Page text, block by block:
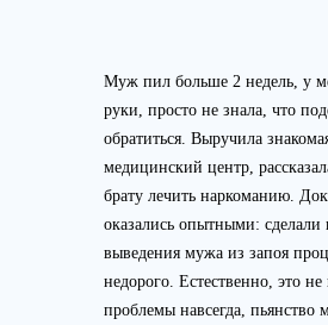
Муж пил больше 2 недель, у
руки, просто не знала, что
обратиться. Выручила
медицинский центр,
брату лечить наркоманию.
оказались опытными: сделали
выведения мужа из запоя
недорого. Естественно, это не
проблемы навсегда, пьянство